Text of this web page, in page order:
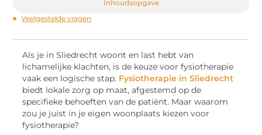
Inhoudsopgave
Veelgestelde vragen
Als je in Sliedrecht woont en last hebt van
lichamelijke klachten, is de keuze voor fysiotherapie
vaak een logische stap. Fysiotherapie in Sliedrecht
biedt lokale zorg op maat, afgestemd op de
specifieke behoeften van de patiënt. Maar waarom
zou je juist in je eigen woonplaats kiezen voor
fysiotherapie?